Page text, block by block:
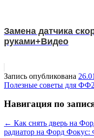
Замена датчика
руками+Видео
Запись опубликована
Полезные советы для ФФ2
Навигация по
← Как снять дверь на
радиатор на Форд Фокус: